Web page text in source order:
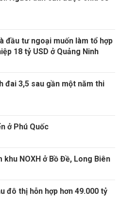
đầu tư ngoại muốn làm tổ hợp
18 tỷ USD ở Quảng Ninh
đai 3,5 sau gần một năm thi
ở Phú Quốc
NOXH ở Bồ Đề, Long Biên
đô thị hỗn hợp hơn 49.000 tỷ